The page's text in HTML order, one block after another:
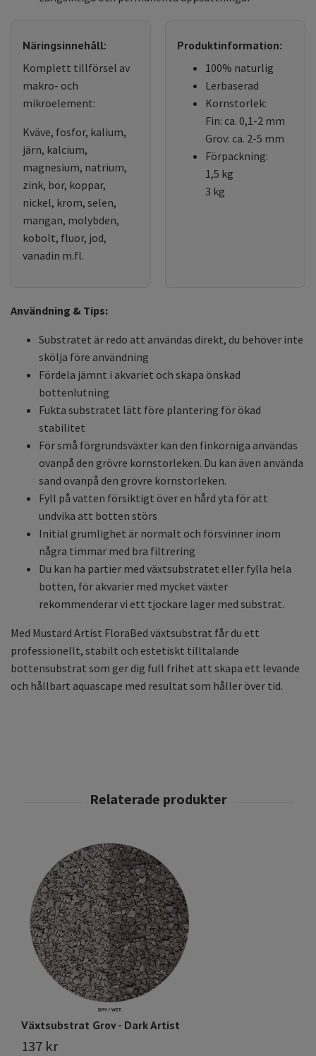
Näringsinnehåll:
Komplett tillförsel av
makro- och
mikroelement:
Kväve, fosfor, kalium,
järn, kalcium,
magnesium, natrium,
zink, bor, koppar,
nickel, krom, selen,
mangan, molybden,
kobolt, fluor, jod,
vanadin m.fl.
Produktinformation:
100% naturlig
Lerbaserad
Kornstorlek:
Fin: ca. 0,1-2 mm
Grov: ca. 2-5 mm
Förpackning:
1,5 kg
3 kg
Användning & Tips:
Substratet är redo att användas direkt, du behöver inte
skölja före användning
Fördela jämnt i akvariet och skapa önskad
bottenlutning
Fukta substratet lätt före plantering för ökad
stabilitet
För små förgrundsväxter kan den finkorniga användas
ovanpå den grövre kornstorleken. Du kan även använda
sand ovanpå den grövre kornstorleken.
Fyll på vatten försiktigt över en hård yta för att
undvika att botten störs
Initial grumlighet är normalt och försvinner inom
några timmar med bra filtrering
Du kan ha partier med växtsubstratet eller fylla hela
botten, för akvarier med mycket växter
rekommenderar vi ett tjockare lager med substrat.
Med Mustard Artist FloraBed växtsubstrat får du ett
professionellt, stabilt och estetiskt tilltalande
bottensubstrat som ger dig full frihet att skapa ett levande
och hållbart aquascape med resultat som håller över tid.
Växtsubstrat Grov - Dark Artist
137 kr